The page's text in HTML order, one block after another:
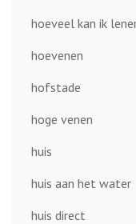
hoeveel kan ik
hoevenen
hofstade
hoge venen
huis
huis aan het water
huis direct